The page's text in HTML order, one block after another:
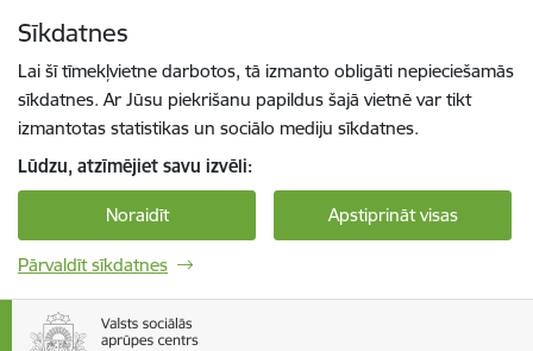
Sīkdatnes
Lai šī tīmekļvietne darbotos, tā izmanto obligāti nepieciešamās
sīkdatnes. Ar Jūsu piekrišanu papildus šajā vietnē var tikt
izmantotas statistikas un sociālo mediju sīkdatnes.
Lūdzu, atzīmējiet savu izvēli:
Noraidīt Apstiprināt visas
Pārvaldīt sīkdatnes